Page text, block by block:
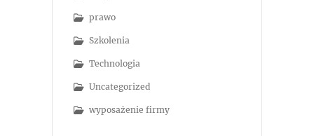
prawo
Szkolenia
Technologia
Uncategorized
wyposażenie firmy